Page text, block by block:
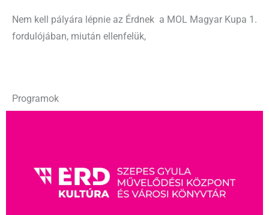
Nem kell pályára lépnie az Érdnek a MOL Magyar Kupa 1.
fordulójában, miután ellenfelük,
Programok